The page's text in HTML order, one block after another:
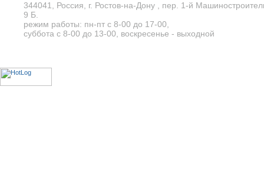
344041, Россия, г. Ростов-на-Дону , пер. 1-й
9 Б.
режим работы: пн-пт с 8-00 до 17-00,
суббота с 8-00 до 13-00, воскресенье - выходной